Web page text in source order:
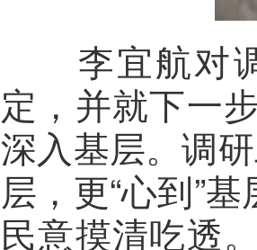
李宜航对调
定，并就下一
深入基层。调
层，更“心到”
民意摸清吃透